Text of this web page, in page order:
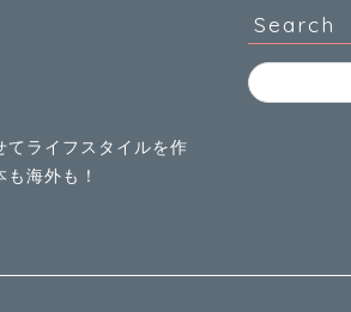
てライフスタイルを作
海外も！
Search